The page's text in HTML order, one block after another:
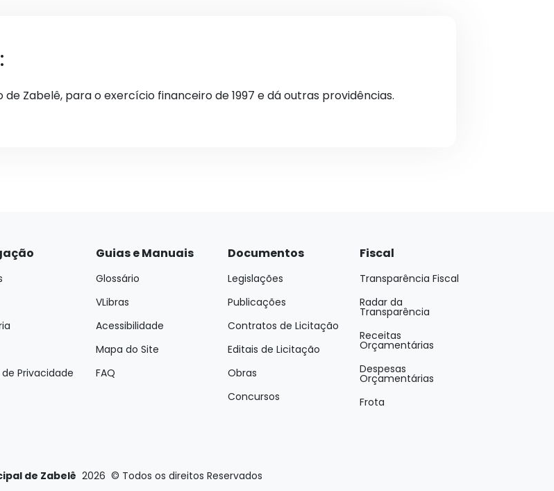
Zabelê, para o exercício financeiro de 1997 e dá outras providências.
Privacidade
Guias e Manuais
Glossário
VLibras
Acessibilidade
Mapa do Site
FAQ
Documentos
Legislações
Publicações
Contratos de Licitação
Editais de Licitação
Obras
Concursos
Fiscal
Transparência Fiscal
Radar da
Transparência
Receitas
Orçamentárias
Despesas
Orçamentárias
Frota
de Zabelê 2026 © Todos os direitos Reservados